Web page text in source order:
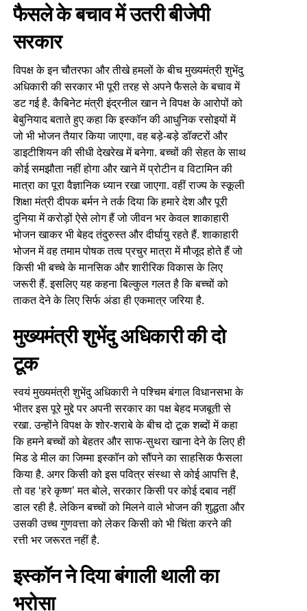
फैसले के बचाव में उतरी बीजेपी
सरकार
विपक्ष के इन चौतरफा और तीखे हमलों के बीच मुख्यमंत्री शुभेंदु
अधिकारी की सरकार भी पूरी तरह से अपने फैसले के बचाव में
डट गई है. कैबिनेट मंत्री इंद्रनील खान ने विपक्ष के आरोपों को
बेबुनियाद बताते हुए कहा कि इस्कॉन की आधुनिक रसोइयों में
जो भी भोजन तैयार किया जाएगा, वह बड़े-बड़े डॉक्टरों और
डाइटीशियन की सीधी देखरेख में बनेगा. बच्चों की सेहत के साथ
कोई समझौता नहीं होगा और खाने में प्रोटीन व विटामिन की
मात्रा का पूरा वैज्ञानिक ध्यान रखा जाएगा. वहीं राज्य के स्कूली
शिक्षा मंत्री दीपक बर्मन ने तर्क दिया कि हमारे देश और पूरी
दुनिया में करोड़ों ऐसे लोग हैं जो जीवन भर केवल शाकाहारी
भोजन खाकर भी बेहद तंदुरुस्त और दीर्घायु रहते हैं. शाकाहारी
भोजन में वह तमाम पोषक तत्व प्रचुर मात्रा में मौजूद होते हैं जो
किसी भी बच्चे के मानसिक और शारीरिक विकास के लिए
जरूरी हैं. इसलिए यह कहना बिल्कुल गलत है कि बच्चों को
ताकत देने के लिए सिर्फ अंडा ही एकमात्र जरिया है.
मुख्यमंत्री शुभेंदु अधिकारी की दो
टूक
स्वयं मुख्यमंत्री शुभेंदु अधिकारी ने पश्चिम बंगाल विधानसभा के
भीतर इस पूरे मुद्दे पर अपनी सरकार का पक्ष बेहद मजबूती से
रखा. उन्होंने विपक्ष के शोर-शराबे के बीच दो टूक शब्दों में कहा
कि हमने बच्चों को बेहतर और साफ-सुथरा खाना देने के लिए ही
मिड डे मील का जिम्मा इस्कॉन को सौंपने का साहसिक फैसला
किया है. अगर किसी को इस पवित्र संस्था से कोई आपत्ति है,
तो वह ‘हरे कृष्ण’ मत बोले, सरकार किसी पर कोई दबाव नहीं
डाल रही है. लेकिन बच्चों को मिलने वाले भोजन की शुद्धता और
उसकी उच्च गुणवत्ता को लेकर किसी को भी चिंता करने की
रत्ती भर जरूरत नहीं है.
इस्कॉन ने दिया बंगाली थाली का
भरोसा